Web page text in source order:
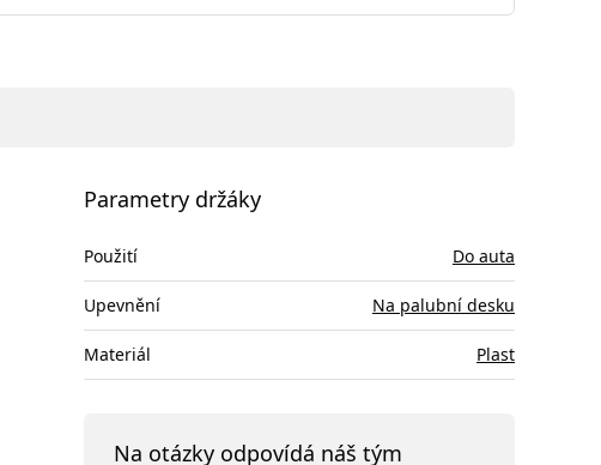
Parametry držáky
Použití Do auta
Upevnění Na palubní desku
Materiál Plast
Na otázky odpovídá náš tým